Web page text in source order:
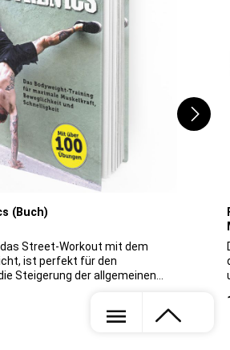
(Buch)
Street-Workout mit dem
ist perfekt für den
Steigerung der allgemeinen
"Trainieren wie im
unkonventionellen,